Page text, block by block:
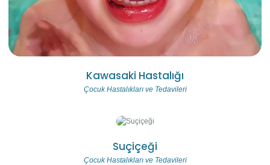
Kawasaki Hastalığı
Çocuk Hastalıkları ve Tedavileri
Suçiçeği
Çocuk Hastalıkları ve Tedavileri